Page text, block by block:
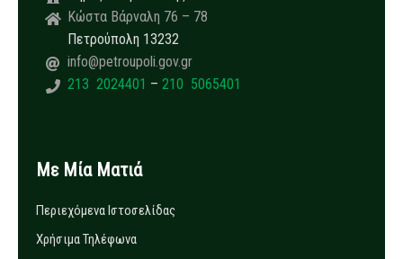
Κώστα Βάρναλη 76 – 78
Πετρούπολη 13232
info@petroupoli.gov.gr
213 2024401 – 210 5065401
Με Μία Ματιά
Περιεχόμενα Ιστοσελίδας
Χρήσιμα Τηλέφωνα